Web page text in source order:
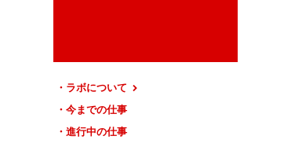
ラボについて
今までの仕事
進行中の仕事